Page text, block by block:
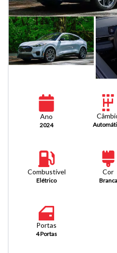
Ano
2024
Combustível
Elétrico
Cor
Branca
Portas
4 Portas